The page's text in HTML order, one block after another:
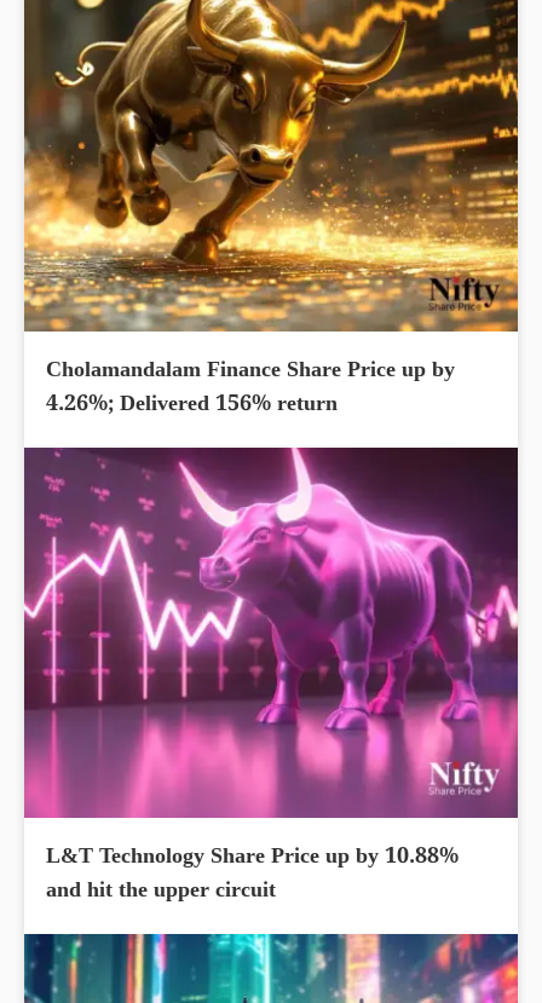
Cholamandalam Finance Share Price up by
4.26%; Delivered 156% return
L&T Technology Share Price up by 10.88%
and hit the upper circuit